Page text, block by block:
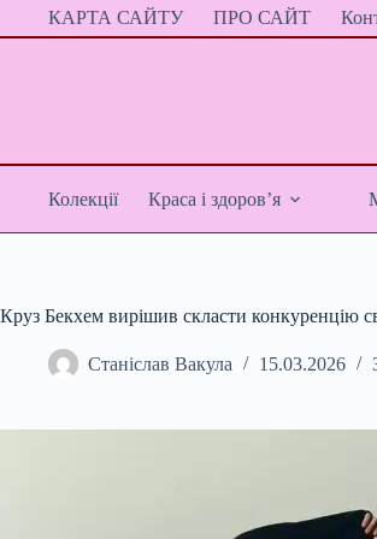
ПерейтиКАРТА САЙТУ ПРО САЙТ
Колекції Краса і здоров’я
Круз Бекхем вирішив скласти конкуренцію
Станіслав Вакула 15.03.2026